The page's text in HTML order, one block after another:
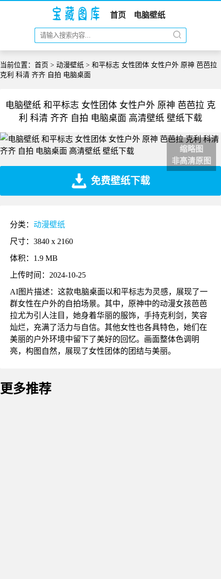
首页 电脑壁纸
当前位置： 首页 > 动漫壁纸 > 和平标志 女性团体 女性户外 原神 芭芭拉
克利 科清 齐齐 自拍 电脑桌面
电脑壁纸 和平标志 女性团体 女性户外 原神 芭芭拉 克
利 科清 齐齐 自拍 电脑桌面 高清壁纸 壁纸下载
缩略图
非高清原图
免费壁纸下载
分类： 动漫壁纸
尺寸：3840 x 2160
体积：1.9 MB
上传时间：2024-10-25
AI图片描述：这款电脑桌面以和平标志为灵感，展现了一
群女性在户外的自拍场景。其中，原神中的动漫女孩芭芭
拉尤为引人注目，她身着华丽的服饰，手持克利剑，笑容
灿烂，充满了活力与自信。其他女性也各具特色，她们在
美丽的户外环境中留下了美好的回忆。画面整体色调明
亮，构图自然，展现了女性团体的团结与美丽。
更多推荐